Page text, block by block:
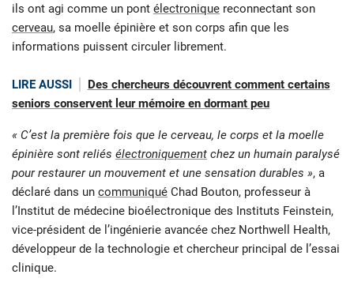
ils ont agi comme un pont électronique reconnectant son
cerveau, sa moelle épinière et son corps afin que les
informations puissent circuler librement.
LIRE AUSSI
Des chercheurs découvrent comment certains
seniors conservent leur mémoire en dormant peu
« C’est la première fois que le cerveau, le corps et la moelle
épinière sont reliés électroniquement chez un humain paralysé
pour restaurer un mouvement et une sensation durables », a
déclaré dans un communiqué Chad Bouton, professeur à
l’Institut de médecine bioélectronique des Instituts Feinstein,
vice-président de l’ingénierie avancée chez Northwell Health,
développeur de la technologie et chercheur principal de l’essai
clinique.